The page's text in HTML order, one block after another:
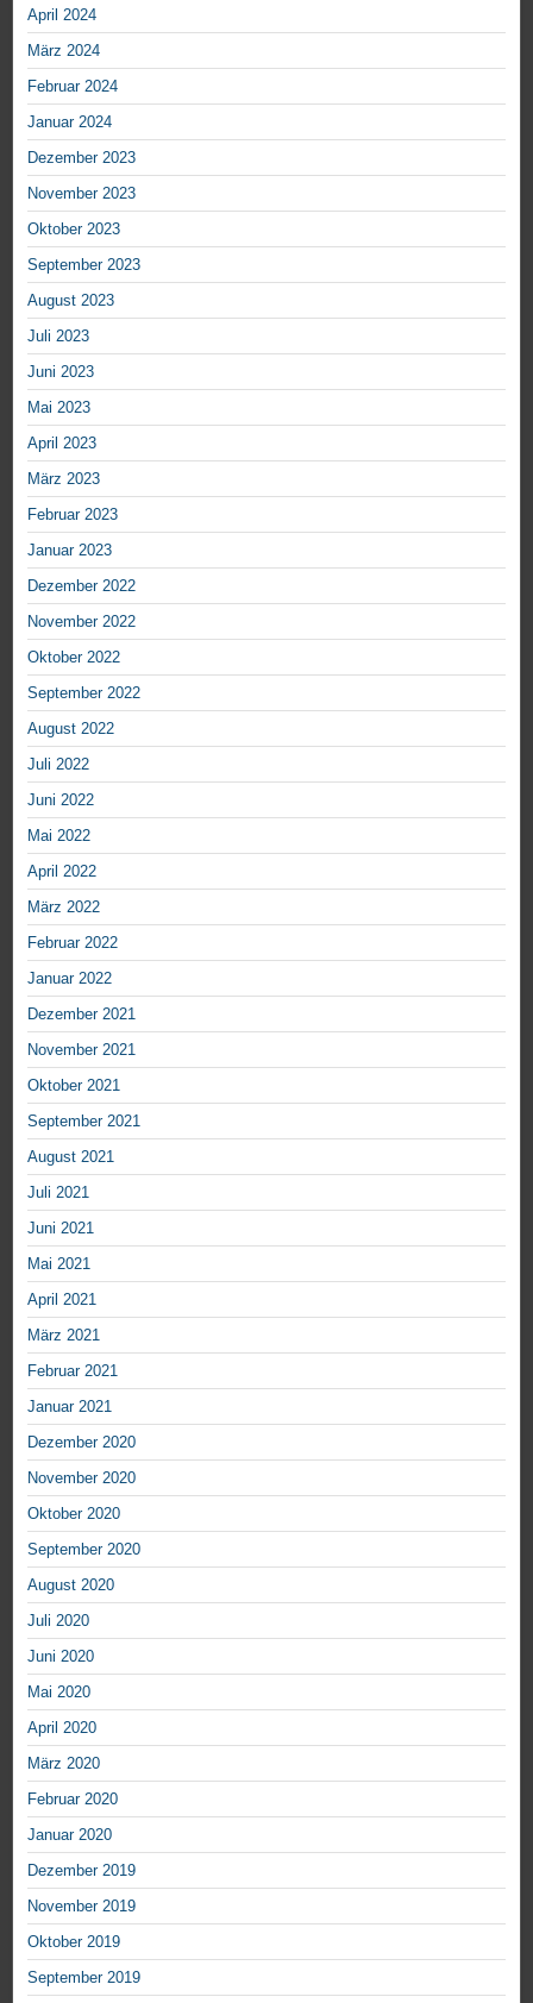
April 2024
März 2024
Februar 2024
Januar 2024
Dezember 2023
November 2023
Oktober 2023
September 2023
August 2023
Juli 2023
Juni 2023
Mai 2023
April 2023
März 2023
Februar 2023
Januar 2023
Dezember 2022
November 2022
Oktober 2022
September 2022
August 2022
Juli 2022
Juni 2022
Mai 2022
April 2022
März 2022
Februar 2022
Januar 2022
Dezember 2021
November 2021
Oktober 2021
September 2021
August 2021
Juli 2021
Juni 2021
Mai 2021
April 2021
März 2021
Februar 2021
Januar 2021
Dezember 2020
November 2020
Oktober 2020
September 2020
August 2020
Juli 2020
Juni 2020
Mai 2020
April 2020
März 2020
Februar 2020
Januar 2020
Dezember 2019
November 2019
Oktober 2019
September 2019